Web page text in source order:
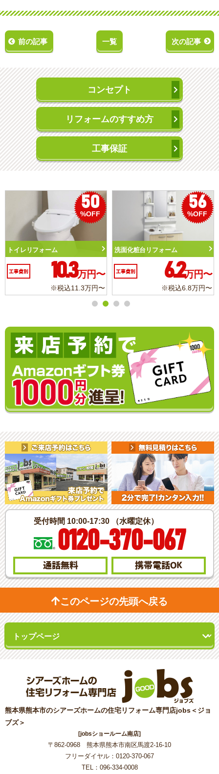
前の記事 一覧 次の記事
コンセプト
リフォームのすすめ方
工事保証
50
%OFF
トイレリフォーム
工事費別 10.3万円〜
※税込11.3万円〜
56
%OFF
洗面化粧台リフォーム
工事費別 6.2万円〜
※税込6.8万円〜
受付時間 10:00-17:30 （水曜定休）
0120-370-067
通話無料 携帯電話OK
このページの先頭へ戻る
熊本県熊本市のシアーズホームの住宅リフォーム専門店jobs＜ジョ
ブズ＞
[jobsショールーム南店]
〒862-0968 熊本県熊本市南区馬渡2-16-10
フリーダイヤル：0120-370-067
TEL：096-334-0008